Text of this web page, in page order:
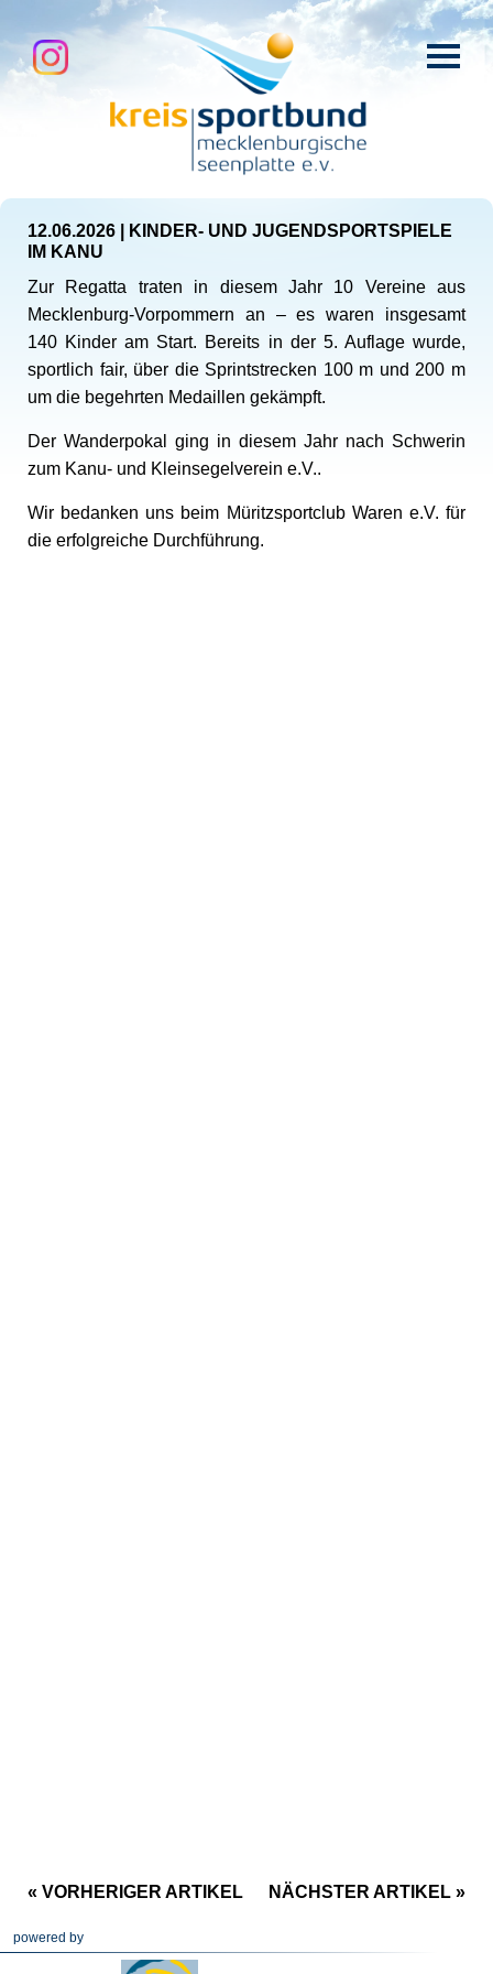
12.06.2026
KINDER- UND JUGENDSPORTSPIELE
IM KANU
Zur Regatta traten in diesem Jahr 10 Vereine aus
Mecklenburg-Vorpommern an – es waren insgesamt
140 Kinder am Start. Bereits in der 5. Auflage wurde,
sportlich fair, über die Sprintstrecken 100 m und 200 m
um die begehrten Medaillen gekämpft.
Der Wanderpokal ging in diesem Jahr nach Schwerin
zum Kanu- und Kleinsegelverein e.V..
Wir bedanken uns beim Müritzsportclub Waren e.V. für
die erfolgreiche Durchführung.
NÄCHSTER ARTIKEL »
« VORHERIGER ARTIKEL
powered by